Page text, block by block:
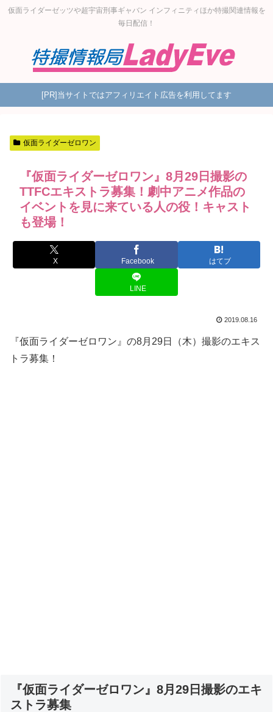
仮面ライダーゼッツや超宇宙刑事ギャバン インフィニティほか特撮関連情報を
毎日配信！
[PR]当サイトではアフィリエイト広告を利用してます
仮面ライダーゼロワン
『仮面ライダーゼロワン』8月29日撮影の
TTFCエキストラ募集！劇中アニメ作品の
イベントを見に来ている人の役！キャスト
も登場！
X Facebook はてブ
LINE
2019.08.16
『仮面ライダーゼロワン』の8月29日（木）撮影のエキス
トラ募集！
『仮面ライダーゼロワン』8月29日撮影のエキ
ストラ募集